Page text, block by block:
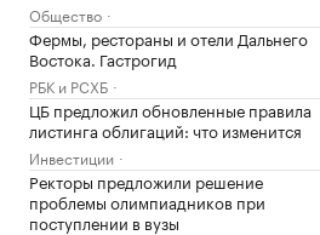
Общество
Фермы, рестораны и отели Дальнего
Востока. Гастрогид
РБК и РСХБ
ЦБ предложил обновленные правила
листинга облигаций: что изменится
Инвестиции
Ректоры предложили решение
проблемы олимпиадников при
поступлении в вузы